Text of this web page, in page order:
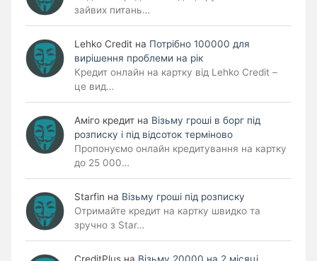
зайвих питань…
Lehko Сredit на Потрібно 100000 для
вирішення проблеми на рік
Кредит онлайн на картку від Lehko Credit –
це вид…
Аміго кредит на Візьму гроші в борг під
розписку і під відсоток терміново
Пропонуємо онлайн кредитування на картку
до 25 000…
Starfin на Візьму гроші під розписку
Отримайте кредит на картку швидко та
зручно з Star…
CreditPlus на Візьму 20000 на 2 місяці